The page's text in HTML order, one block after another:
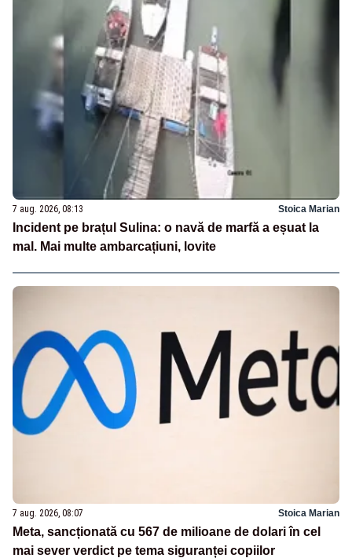
7 aug. 2026, 08:13 Stoica Marian
Incident pe brațul Sulina: o navă de marfă a eșuat la
mal. Mai multe ambarcațiuni, lovite
7 aug. 2026, 08:07 Stoica Marian
Meta, sancționată cu 567 de milioane de dolari în cel
mai sever verdict pe tema siguranței copiilor